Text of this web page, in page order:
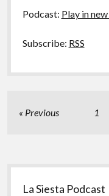
Podcast: Play in
Subscribe: RSS
Paginação
Previous 1
Sidebar
La Siesta Podcast